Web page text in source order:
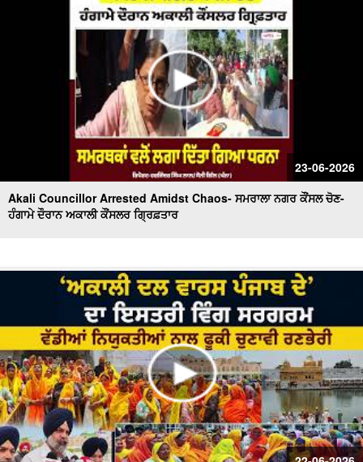
23-06-2026
Akali Councillor Arrested Amidst Chaos- ਸਮਰਾਲਾ ਨਗਰ ਕੌਂਸਲ ਚੋਣ-
ਹੰਗਾਮੇ ਦੌਰਾਨ ਅਕਾਲੀ ਕੌਂਸਲਰ ਗ੍ਰਿਫ਼ਤਾਰ